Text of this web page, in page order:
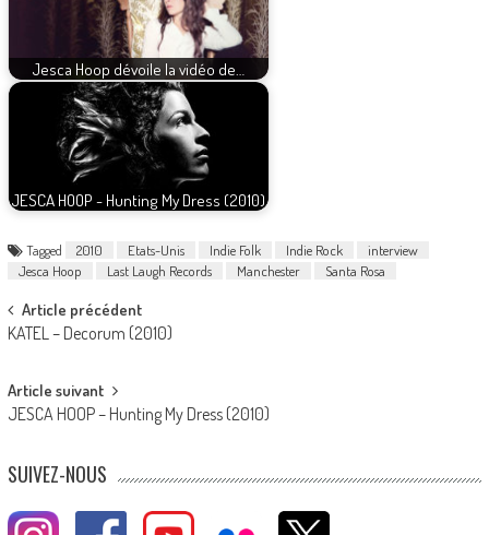
Jesca Hoop dévoile la vidéo de…
JESCA HOOP - Hunting My Dress (2010)
Tagged 2010 Etats-Unis Indie Folk Indie Rock
interview
Jesca Hoop
Last Laugh Records Manchester Santa Rosa
Post
navigation
Article précédent
KATEL – Decorum (2010)
Article suivant
JESCA HOOP – Hunting My Dress (2010)
SUIVEZ-NOUS